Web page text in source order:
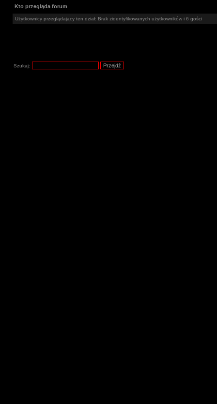
Kto przegląda forum
Użytkownicy przeglądający ten dział: Brak zidentyfikowanych użytkowników i 6 gości
Szukaj: